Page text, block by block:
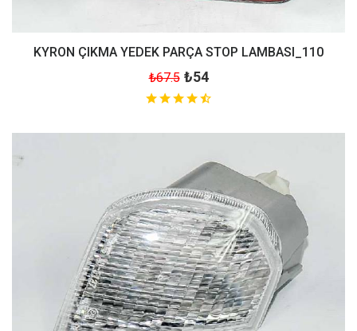
KYRON ÇIKMA YEDEK PARÇA STOP LAMBASI_110
₺67.5 ₺54